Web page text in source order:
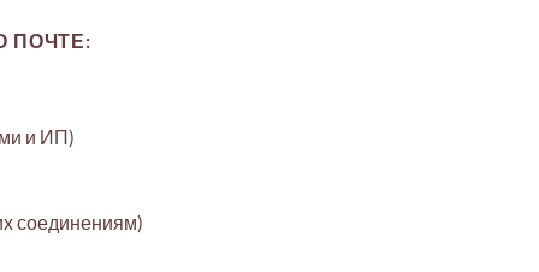
ПОЧТЕ:
и ИП)
соединениям)